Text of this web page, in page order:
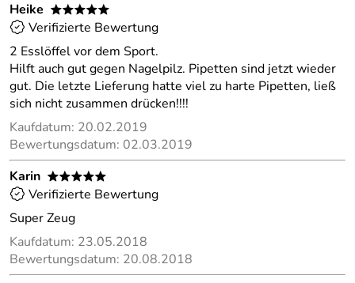
Heike
*****
Verifizierte Bewertung
2 Esslöffel vor dem Sport.
Hilft auch gut gegen Nagelpilz. Pipetten sind jetzt wieder
gut. Die letzte Lieferung hatte viel zu harte Pipetten, ließ
sich nicht zusammen drücken!!!!
Kaufdatum: 20.02.2019
Bewertungsdatum: 02.03.2019
Karin
*****
Verifizierte Bewertung
Super Zeug
Kaufdatum: 23.05.2018
Bewertungsdatum: 20.08.2018